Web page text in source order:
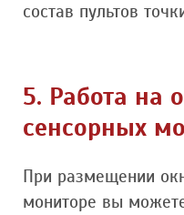
состав пультов
5. Работа на
сенсорных
При размещении
мониторе вы